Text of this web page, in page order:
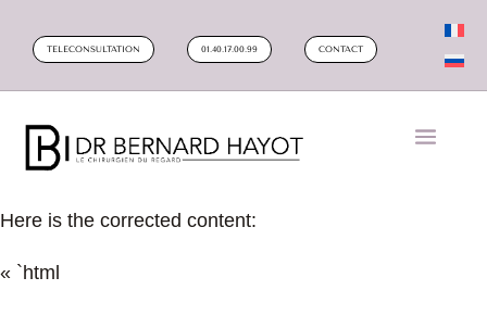
TELECONSULTATION 01.40.17.00.99 CONTACT
Here is the corrected content:
« `html